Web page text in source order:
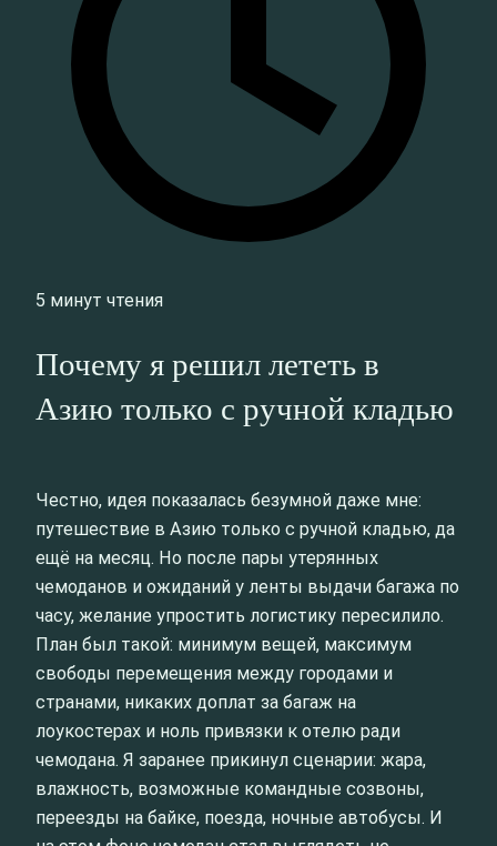
5 минут чтения
Почему я решил лететь в
Азию только с ручной кладью
Честно, идея показалась безумной даже мне:
путешествие в Азию только с ручной кладью, да
ещё на месяц. Но после пары утерянных
чемоданов и ожиданий у ленты выдачи багажа по
часу, желание упростить логистику пересилило.
План был такой: минимум вещей, максимум
свободы перемещения между городами и
странами, никаких доплат за багаж на
лоукостерах и ноль привязки к отелю ради
чемодана. Я заранее прикинул сценарии: жара,
влажность, возможные командные созвоны,
переезды на байке, поезда, ночные автобусы. И